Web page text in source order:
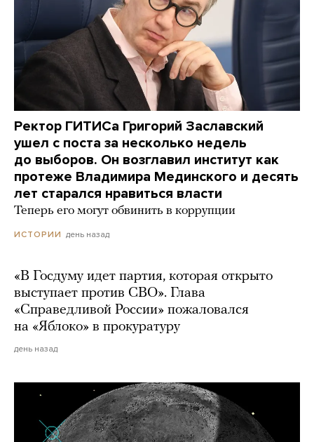
Ректор ГИТИСа Григорий Заславский
ушел с поста за несколько недель
до выборов. Он возглавил институт как
протеже Владимира Мединского и десять
лет старался нравиться власти
Теперь его могут обвинить в коррупции
ИСТОРИИ день назад
«В Госдуму идет партия, которая открыто
выступает против СВО». Глава
«Справедливой России» пожаловался
на «Яблоко» в прокуратуру
день назад